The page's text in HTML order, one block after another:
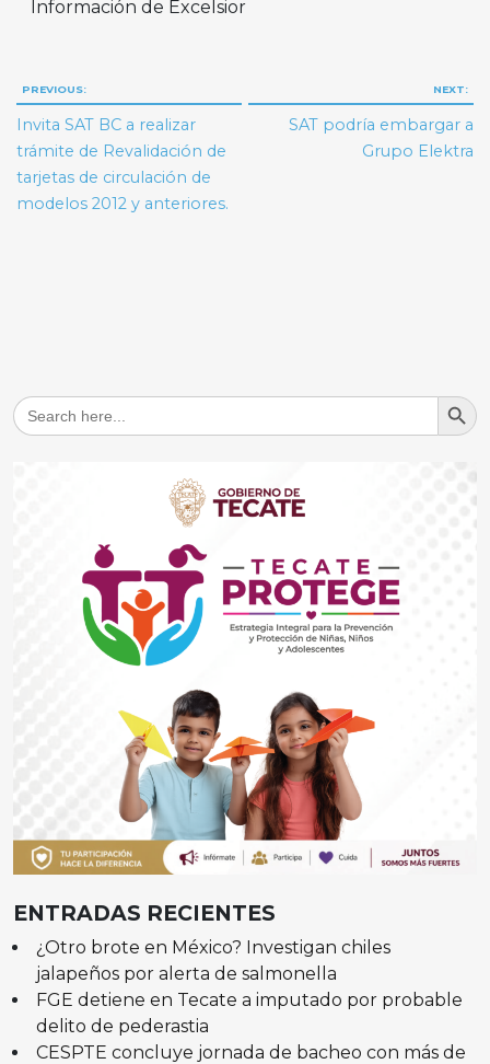
Información de Excelsior
Navegación
de
entradas
PREVIOUS:
Invita SAT BC a realizar
trámite de Revalidación de
tarjetas de circulación de
modelos 2012 y anteriores.
NEXT:
SAT podría embargar a
Grupo Elektra
Search
for:
Search
ENTRADAS RECIENTES
¿Otro brote en México? Investigan chiles
jalapeños por alerta de salmonella
FGE detiene en Tecate a imputado por probable
delito de pederastia
CESPTE concluye jornada de bacheo con más de